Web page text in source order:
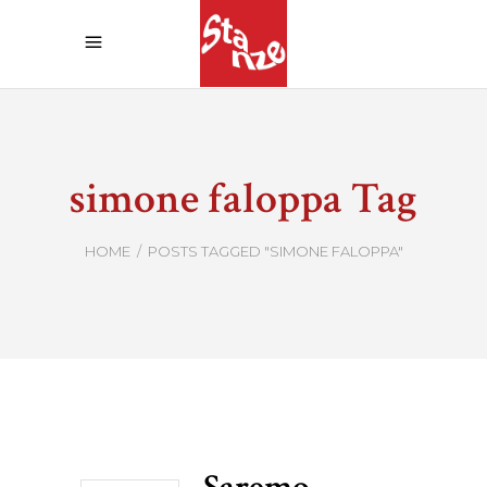
simone faloppa Tag
HOME / POSTS TAGGED "SIMONE FALOPPA"